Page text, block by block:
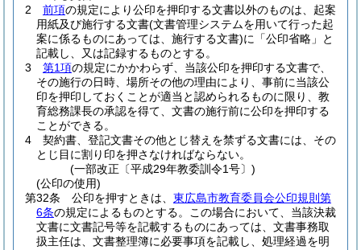
2
前項の規定により公印を押印する文書以外のものは、起案
用紙及び施行する文書(文書管理システムを用いて行った起
案に係るものにあっては、施行する文書)に「公印省略」と
記載し、又は記録するものとする。
3
第1項の規定にかかわらず、当該公印を押印する文書で、
その施行の日時、場所その他の理由により、事前に当該公
印を押印しておくことが適当と認められるものに限り、教
育総務課長の承認を得て、文書の施行前に公印を押印する
ことができる。
4
契約書、登記文書その他とじ替えを禁ずる文書には、その
とじ目に割り印を押さなければならない。
(一部改正〔平成29年教委訓令1号〕)
(公印の使用)
第32条
公印を押すときは、 東広島市教育委員会公印規則第
6条の規定によるものとする。
この場合において、当該決裁
文書に文書記号等を記載するものにあっては、文書事務取
扱主任は、文書整理簿に必要事項を記載し、処理経過を明